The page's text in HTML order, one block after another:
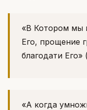
«В Котором мы
Его, прощение
благодати Его» (
«А когда